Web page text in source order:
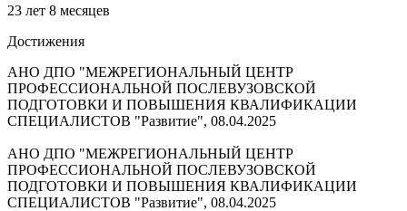
23 лет 8 месяцев
Достижения
АНО ДПО "МЕЖРЕГИОНАЛЬНЫЙ ЦЕНТР
ПРОФЕССИОНАЛЬНОЙ ПОСЛЕВУЗОВСКОЙ
ПОДГОТОВКИ И ПОВЫШЕНИЯ КВАЛИФИКАЦИИ
СПЕЦИАЛИСТОВ "Развитие", 08.04.2025
АНО ДПО "МЕЖРЕГИОНАЛЬНЫЙ ЦЕНТР
ПРОФЕССИОНАЛЬНОЙ ПОСЛЕВУЗОВСКОЙ
ПОДГОТОВКИ И ПОВЫШЕНИЯ КВАЛИФИКАЦИИ
СПЕЦИАЛИСТОВ "Развитие", 08.04.2025